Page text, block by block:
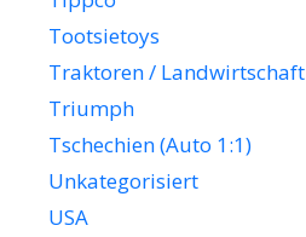
Tootsietoys
Traktoren / Landwirtschaft
Triumph
Tschechien (Auto 1:1)
Unkategorisiert
USA